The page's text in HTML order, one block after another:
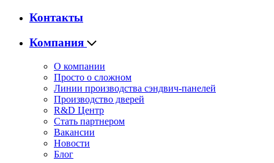
Контакты
Компания
О компании
Просто о сложном
Линии производства сэндвич-панелей
Производство дверей
R&D Центр
Стать партнером
Вакансии
Новости
Блог